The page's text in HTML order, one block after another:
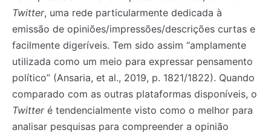
Twitter, uma rede particularmente dedicada à
emissão de opiniões/impressões/descrições curtas e
facilmente digeríveis. Tem sido assim “amplamente
utilizada como um meio para expressar pensamento
político” (Ansaria, et al., 2019, p. 1821/1822). Quando
comparado com as outras plataformas disponíveis, o
Twitteré tendencialmente visto como o melhor para
analisar pesquisas para compreender a opinião